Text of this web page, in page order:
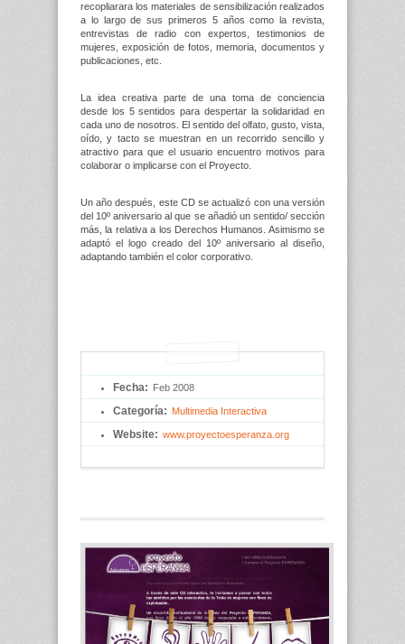
recopliarara los materiales de sensibilización realizados
a lo largo de sus primeros 5 años como la revista,
entrevistas de radio con expertos, testimonios de
mujeres, exposición de fotos, memoria, documentos y
publicaciones, etc.
La idea creativa parte de una toma de conciencia
desde los 5 sentidos para despertar la solidaridad en
cada uno de nosotros. El sentido del olfato, gusto, vista,
oído, y tacto se muestran en un recorrido sencillo y
atractivo para que el usuario encuentro motivos para
colaborar o implicarse con el Proyecto.
Un año después, este CD se actualizó con una versión
del 10º aniversario al que se añadió un sentido/ sección
más, la relativa a los Derechos Humanos. Asimismo se
adaptó el logo creado del 10º aniversario al diseño,
adaptando también el color corporativo.
Fecha: Feb 2008
Categoría: Multimedia Interactiva
Website: www.proyectoesperanza.org